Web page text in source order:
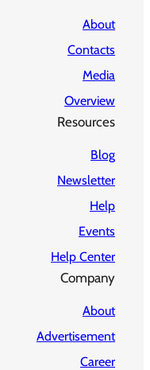
About
Contacts
Media
Overview
Resources
Blog
Newsletter
Help
Events
Help Center
Company
About
Advertisement
Career